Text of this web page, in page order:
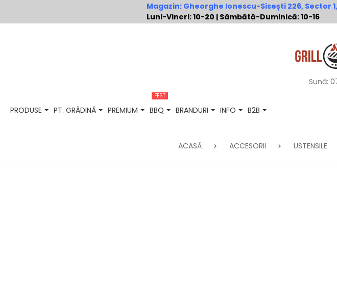
Magazin: Gheorghe Ionescu-Sisești 226, Sector
Luni-Vineri: 10-20 | Sâmbătă-Duminică: 10-16
Sună:
PRODUSE PT. GRĂDINĂ PREMIUM BBQ
FEST
BRANDURI INFO
B2B
ACASĂ ACCESORII USTENSILE